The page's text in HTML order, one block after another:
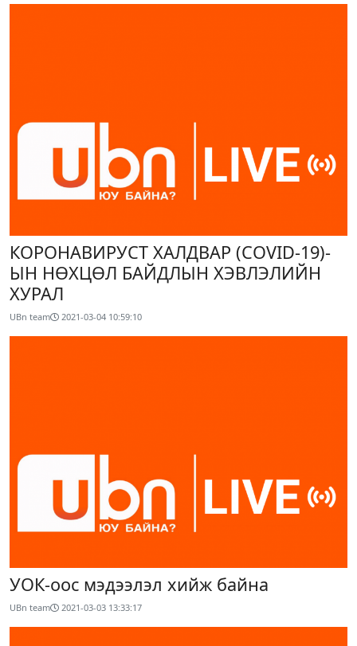
КОРОНАВИРУСТ ХАЛДВАР (COVID-19)-
ЫН НӨХЦӨЛ БАЙДЛЫН ХЭВЛЭЛИЙН
ХУРАЛ
UBn team 2021-03-04 10:59:10
УОК-оос мэдээлэл хийж байна
UBn team 2021-03-03 13:33:17